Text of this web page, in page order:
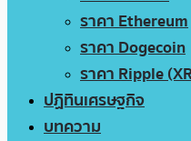
ราคา Ethereum
ราคา Dogecoin
ราคา Ripple
ปฏิทินเศรษฐกิจ
บทความ